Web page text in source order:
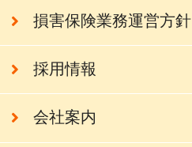
損害保険業務運営方針
採用情報
会社案内